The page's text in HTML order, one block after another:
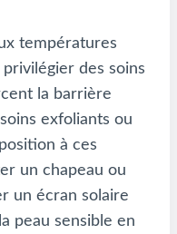
températures
des soins
la barrière
exfoliants ou
à ces
un chapeau ou
un écran solaire
peau sensible en